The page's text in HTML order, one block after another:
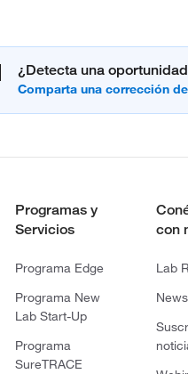
¿Detecta una
Programas y
Servicios
Programa Edge
Programa New
Lab Start-Up
Programa
SureTRACE
con
Lab